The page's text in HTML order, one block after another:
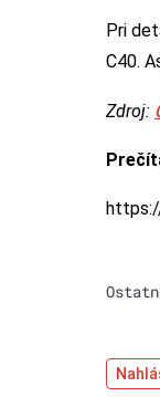
Pri
C40.
Zdroj: